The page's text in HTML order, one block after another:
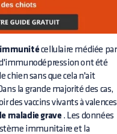
cellulaire médiée par
ont été
chien sans que cela n'ait
la grande majorité des cas,
des vaccins vivants à valences
maladie grave. Les données
immunitaire et la